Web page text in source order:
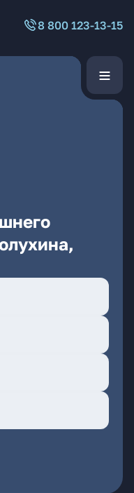
8 800 123-13-15